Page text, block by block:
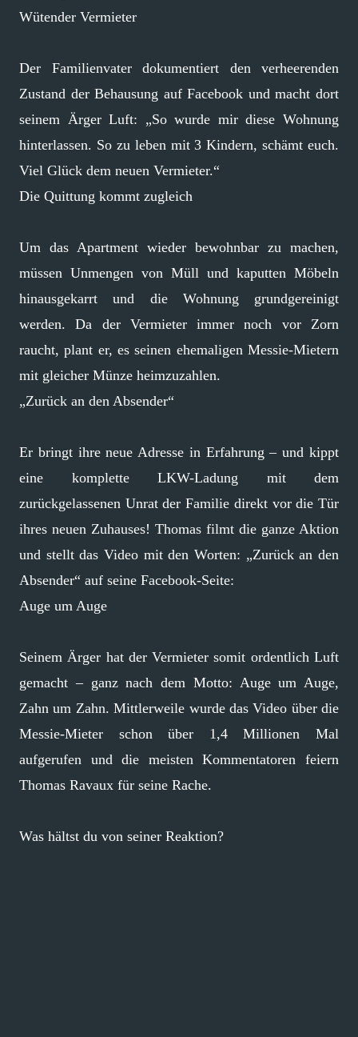
Wütender Vermieter
Der Familienvater dokumentiert den verheerenden
Zustand der Behausung auf Facebook und macht dort
seinem Ärger Luft: „So wurde mir diese Wohnung
hinterlassen. So zu leben mit 3 Kindern, schämt euch.
Viel Glück dem neuen Vermieter.“
Die Quittung kommt zugleich
Um das Apartment wieder bewohnbar zu machen,
müssen Unmengen von Müll und kaputten Möbeln
hinausgekarrt und die Wohnung grundgereinigt
werden. Da der Vermieter immer noch vor Zorn
raucht, plant er, es seinen ehemaligen Messie-Mietern
mit gleicher Münze heimzuzahlen.
„Zurück an den Absender“
Er bringt ihre neue Adresse in Erfahrung – und kippt
eine komplette LKW-Ladung mit dem
zurückgelassenen Unrat der Familie direkt vor die Tür
ihres neuen Zuhauses! Thomas filmt die ganze Aktion
und stellt das Video mit den Worten: „Zurück an den
Absender“ auf seine Facebook-Seite:
Auge um Auge
Seinem Ärger hat der Vermieter somit ordentlich Luft
gemacht – ganz nach dem Motto: Auge um Auge,
Zahn um Zahn. Mittlerweile wurde das Video über die
Messie-Mieter schon über 1,4 Millionen Mal
aufgerufen und die meisten Kommentatoren feiern
Thomas Ravaux für seine Rache.
Was hältst du von seiner Reaktion?